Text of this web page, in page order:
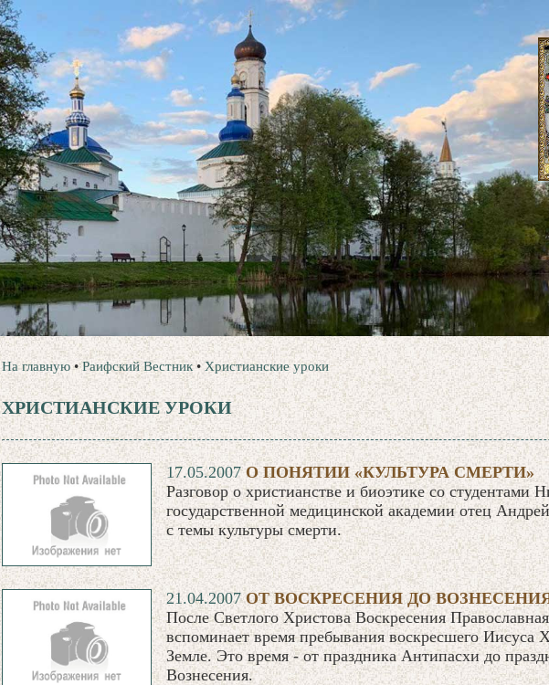
На главную •Раифский Вестник •Христианские уроки
ХРИСТИАНСКИЕ УРОКИ
17.05.2007О ПОНЯТИИ «КУЛЬТУРА СМЕРТИ»
Разговор о христианстве и биоэтике со студентами
государственной медицинской академии отец
с темы культуры смерти.
21.04.2007ОТ ВОСКРЕСЕНИЯ ДО
После Светлого Христова Воскресения
вспоминает время пребывания воскресшего Иисуса
Земле. Это время - от праздника Антипасхи до
Вознесения.